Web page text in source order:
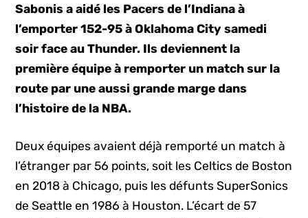
Sabonis a aidé les Pacers de l’Indiana à
l’emporter 152-95 à Oklahoma City samedi
soir face au Thunder. Ils deviennent la
première équipe à remporter un match sur la
route par une aussi grande marge dans
l’histoire de la NBA.
Deux équipes avaient déjà remporté un match à
l’étranger par 56 points, soit les Celtics de Boston
en 2018 à Chicago, puis les défunts SuperSonics
de Seattle en 1986 à Houston. L’écart de 57